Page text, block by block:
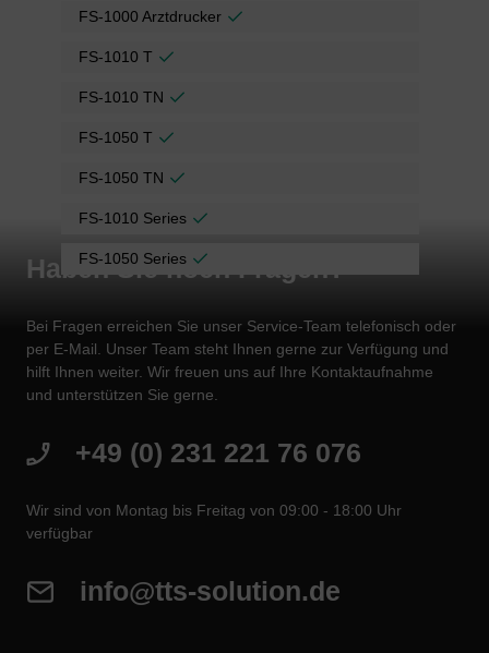
FS-1000 Arztdrucker
FS-1010 T
FS-1010 TN
FS-1050 T
FS-1050 TN
FS-1010 Series
FS-1050 Series
Haben Sie noch Fragen?
Bei Fragen erreichen Sie unser Service-Team telefonisch oder
per E-Mail. Unser Team steht Ihnen gerne zur Verfügung und
hilft Ihnen weiter. Wir freuen uns auf Ihre Kontaktaufnahme
und unterstützen Sie gerne.
+49 (0) 231 221 76 076
Wir sind von Montag bis Freitag von 09:00 - 18:00 Uhr
verfügbar
info@tts-solution.de